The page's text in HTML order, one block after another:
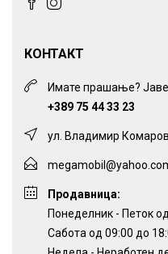
КОНТАКТ
Имате прашање?
+389 75 44 33 23
ул. Владимир
Продавница:
Понеделник - Петок
Сабота од 09:00 до